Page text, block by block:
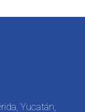
Yucatán,